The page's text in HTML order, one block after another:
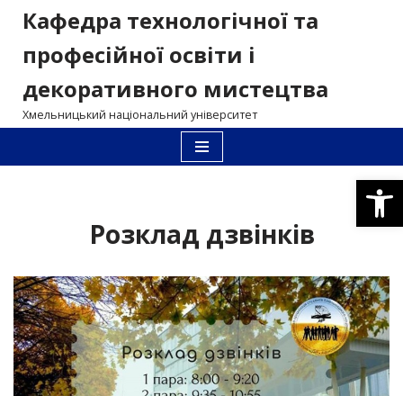
Перейти
вмісту
Кафедра технологічної та
професійної освіти і
декоративного мистецтва
Хмельницький національний університет
Розклад дзвінків